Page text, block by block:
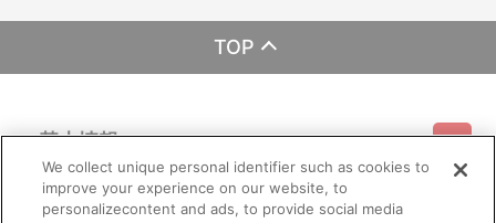
TOP
基本情報
利用規約 特定商取引法に基づく表示 プライバシーポリシー
ご利用情報
We collect unique personal identifier such as cookies to
improve your experience on our website, to
personalizecontent and ads, to provide social media